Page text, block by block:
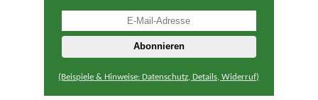
(Beispiele & Hinweise: Datenschutz, Details, Widerruf)